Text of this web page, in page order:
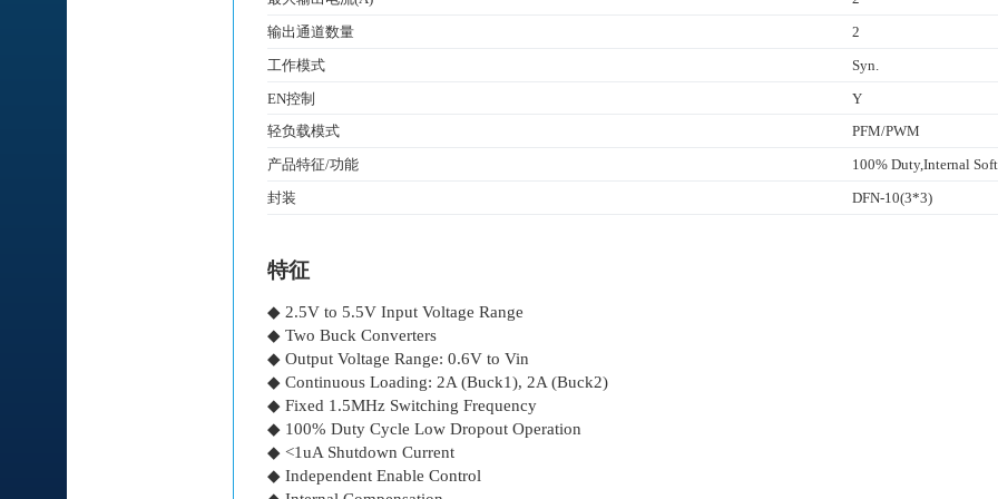
输出通道数量
2
工作模式
Syn.
EN控制
Y
轻负载模式
PFM/PWM
产品特征/功能
100% Duty,Internal Soft
封装
DFN-10(3*3)
特征
◆ 2.5V to 5.5V Input Voltage Range
◆ Two Buck Converters
◆ Output Voltage Range: 0.6V to Vin
◆ Continuous Loading: 2A (Buck1), 2A (Buck2)
◆ Fixed 1.5MHz Switching Frequency
◆ 100% Duty Cycle Low Dropout Operation
◆ <1uA Shutdown Current
◆ Independent Enable Control